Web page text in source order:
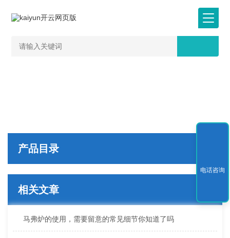
产品目录
相关文章
马弗炉的使用，需要留意的常见细节你知道了吗
电话咨询